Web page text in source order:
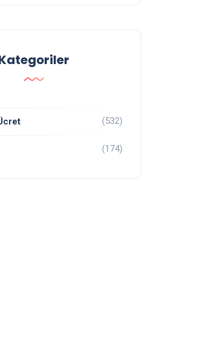
(532)
(174)